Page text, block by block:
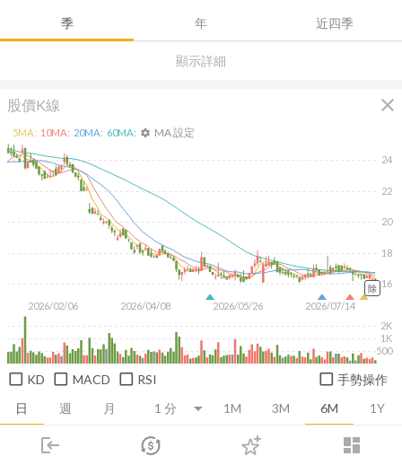
login dashboard
市場 登入
顯示詳細
季 年 近四季
股價K線 close
日 週 月 1M 3M 6M 1Y
2026/02/06 2026/04/08 2026/05/26 2026/07/14
16
18
20
22
24
500
1K
2K
5MA: 10MA: 20MA: 60MA: settings MA 設定
除
KD MACD RSI 手勢操作
推薦卡片 消息面 財務報